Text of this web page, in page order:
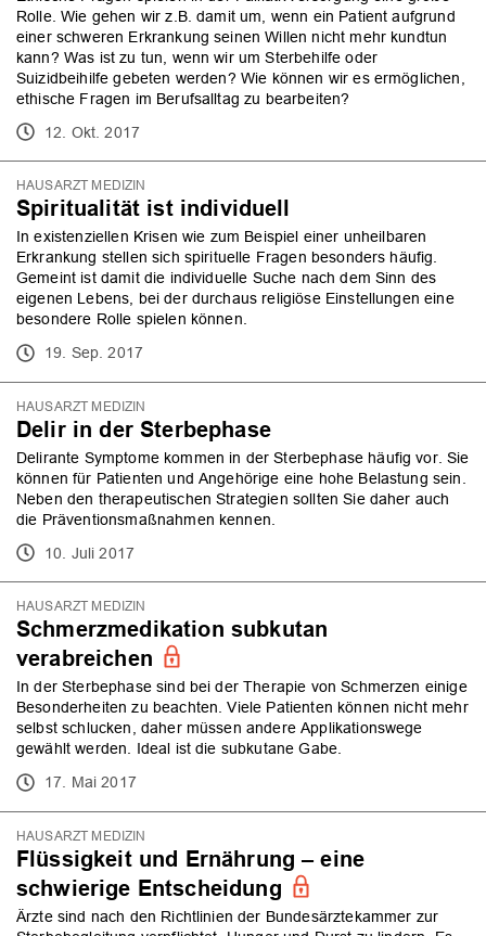
Rolle. Wie gehen wir z.B. damit um, wenn ein Patient aufgrund
einer schweren Erkrankung seinen Willen nicht mehr kundtun
kann? Was ist zu tun, wenn wir um Sterbehilfe oder
Suizidbeihilfe gebeten werden? Wie können wir es ermöglichen,
ethische Fragen im Berufsalltag zu bearbeiten?
12. Okt. 2017
HAUSARZT MEDIZIN
Spiritualität ist individuell
In existenziellen Krisen wie zum Beispiel einer unheilbaren
Erkrankung stellen sich spirituelle Fragen besonders häufig.
Gemeint ist damit die individuelle Suche nach dem Sinn des
eigenen Lebens, bei der durchaus religiöse Einstellungen eine
besondere Rolle spielen können.
19. Sep. 2017
HAUSARZT MEDIZIN
Delir in der Sterbephase
Delirante Symptome kommen in der Sterbephase häufig vor. Sie
können für Patienten und Angehörige eine hohe Belastung sein.
Neben den therapeutischen Strategien sollten Sie daher auch
die Präventionsmaßnahmen kennen.
10. Juli 2017
HAUSARZT MEDIZIN
Schmerzmedikation subkutan
verabreichen
In der Sterbephase sind bei der Therapie von Schmerzen einige
Besonderheiten zu beachten. Viele Patienten können nicht mehr
selbst schlucken, daher müssen andere Applikationswege
gewählt werden. Ideal ist die subkutane Gabe.
17. Mai 2017
HAUSARZT MEDIZIN
Flüssigkeit und Ernährung – eine
schwierige Entscheidung
Ärzte sind nach den Richtlinien der Bundesärztekammer zur